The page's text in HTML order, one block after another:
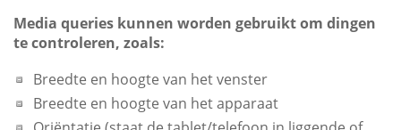
Media queries kunnen worden gebruikt om dingen
te controleren, zoals:
Breedte en hoogte van het venster
Breedte en hoogte van het apparaat